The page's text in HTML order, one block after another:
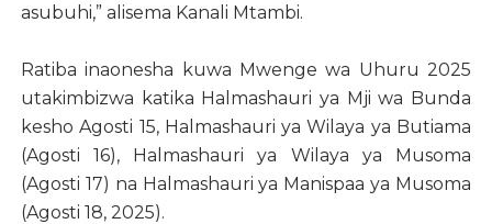
asubuhi,” alisema Kanali Mtambi.
Ratiba inaonesha kuwa Mwenge wa Uhuru 2025
utakimbizwa katika Halmashauri ya Mji wa Bunda
kesho Agosti 15, Halmashauri ya Wilaya ya Butiama
(Agosti 16), Halmashauri ya Wilaya ya Musoma
(Agosti 17) na Halmashauri ya Manispaa ya Musoma
(Agosti 18, 2025).